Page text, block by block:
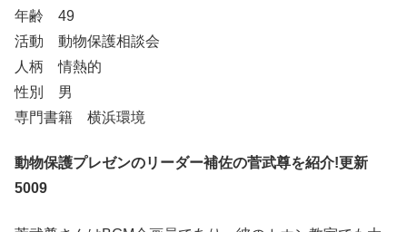
年齢 49
活動 動物保護相談会
人柄 情熱的
性別 男
専門書籍 横浜環境
動物保護プレゼンのリーダー補佐の菅武尊を紹介!更新
5009